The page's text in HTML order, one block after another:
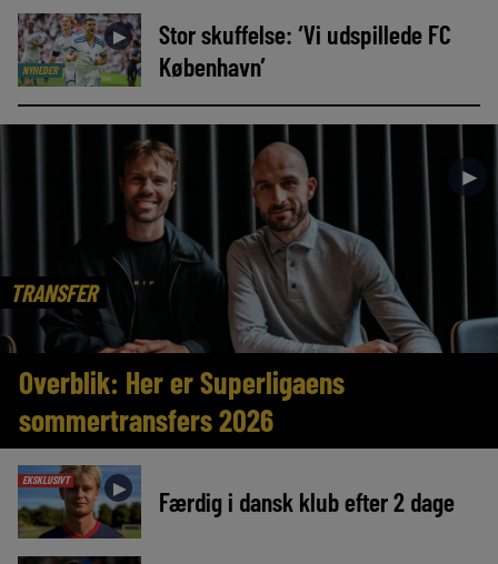
NYHEDER
►
Stor skuffelse: ‘Vi udspillede FC
København’
TRANSFER
►
Overblik: Her er Superligaens
sommertransfers 2026
EKSKLUSIVT ► Færdig i dansk klub efter 2 dage